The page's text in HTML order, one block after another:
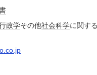
政学その他社会科学に関す